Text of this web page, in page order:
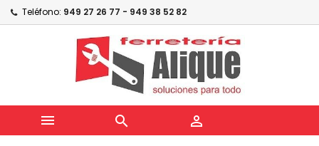
Teléfono: 949 27 26 77 - 949 38 52 82
  